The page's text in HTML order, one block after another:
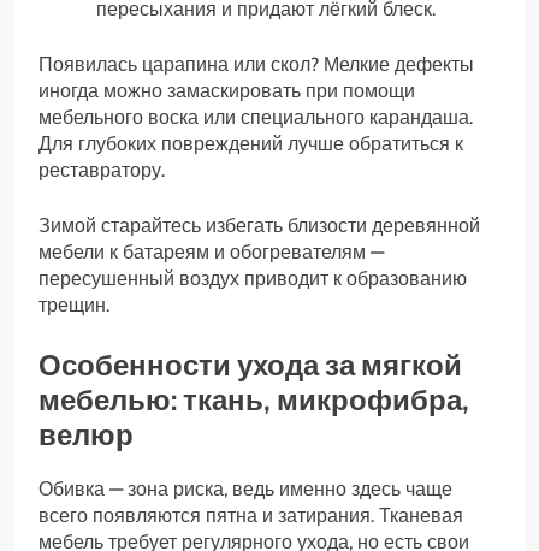
пересыхания и придают лёгкий блеск.
Появилась царапина или скол? Мелкие дефекты
иногда можно замаскировать при помощи
мебельного воска или специального карандаша.
Для глубоких повреждений лучше обратиться к
реставратору.
Зимой старайтесь избегать близости деревянной
мебели к батареям и обогревателям —
пересушенный воздух приводит к образованию
трещин.
Особенности ухода за мягкой
мебелью: ткань, микрофибра,
велюр
Обивка — зона риска, ведь именно здесь чаще
всего появляются пятна и затирания. Тканевая
мебель требует регулярного ухода, но есть свои